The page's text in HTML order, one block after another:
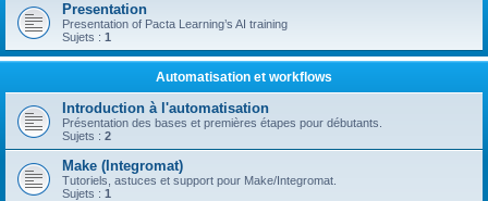
Presentation
Presentation of Pacta Learning’s AI training
Sujets : 1
Automatisation et workflows
Introduction à l'automatisation
Présentation des bases et premières étapes pour débutants.
Sujets : 2
Make (Integromat)
Tutoriels, astuces et support pour Make/Integromat.
Sujets : 1